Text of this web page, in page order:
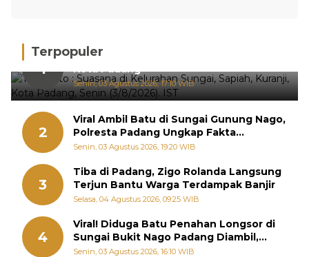
Terpopuler
1
Hujan Deras, 15 Titik Banjir Terdeteksi di
Kota Padang
Senin, 03 Agustus 2026, 17:10 WIB
2
Viral Ambil Batu di Sungai Gunung Nago,
Polresta Padang Ungkap Fakta
Sebenarnya
Senin, 03 Agustus 2026, 19:20 WIB
3
Tiba di Padang, Zigo Rolanda Langsung
Terjun Bantu Warga Terdampak Banjir
Selasa, 04 Agustus 2026, 09:25 WIB
4
Viral! Diduga Batu Penahan Longsor di
Sungai Bukit Nago Padang Diambil,
Warga Khawatir Bencana Terulang
Senin, 03 Agustus 2026, 16:10 WIB